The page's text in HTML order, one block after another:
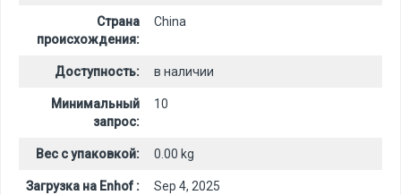
Страна
происхождения:
China
Доступность: в наличии
Минимальный
запрос:
10
Вес с упаковкой: 0.00 kg
Загрузка на Enhof : Sep 4, 2025